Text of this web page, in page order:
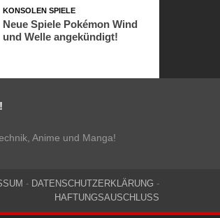
KONSOLEN SPIELE
Neue Spiele Pokémon Wind
und Welle angekündigt!
Anime und Manga!
- DATENSCHUTZERKLÄRUNG -
HAFTUNGSAUSCHLUSS